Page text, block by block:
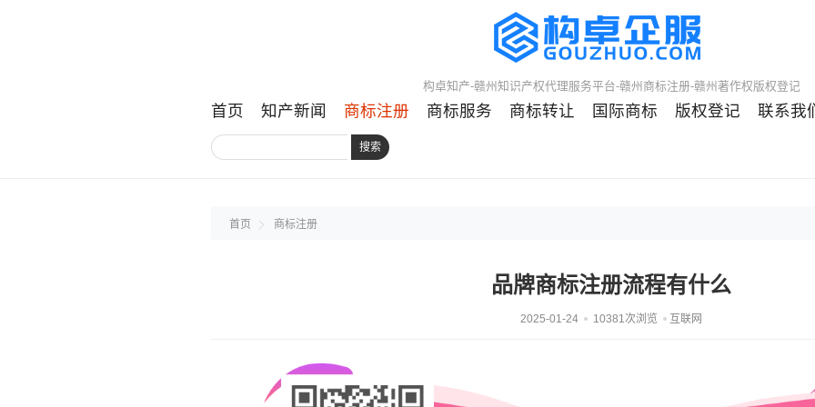
构卓知产-赣州知识产权代理服务平台-赣州商标注册-赣州著作权版权登记
首页 知产新闻 商标注册 商标服务 商标转让 国际商标 版权登记 联系我
搜索
首页 商标注册
品牌商标注册流程有什么
2025-01-24 10381次浏览 互联网